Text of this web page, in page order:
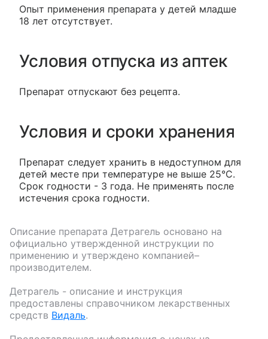
Опыт применения препарата у детей младше
18 лет отсутствует.
Условия отпуска из аптек
Препарат отпускают без рецепта.
Условия и сроки хранения
Препарат следует хранить в недоступном для
детей месте при температуре не выше 25°С.
Срок годности - 3 года. Не применять после
истечения срока годности.
Описание препарата Детрагель основано на
официально утвержденной инструкции по
применению и утверждено компанией–
производителем.
Детрагель - описание и инструкция
предоставлены справочником лекарственных
средств Видаль.